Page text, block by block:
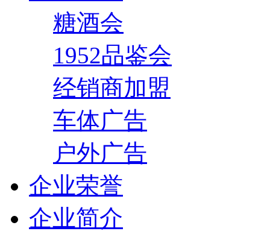
糖酒会
1952品鉴会
经销商加盟
车体广告
户外广告
企业荣誉
企业简介